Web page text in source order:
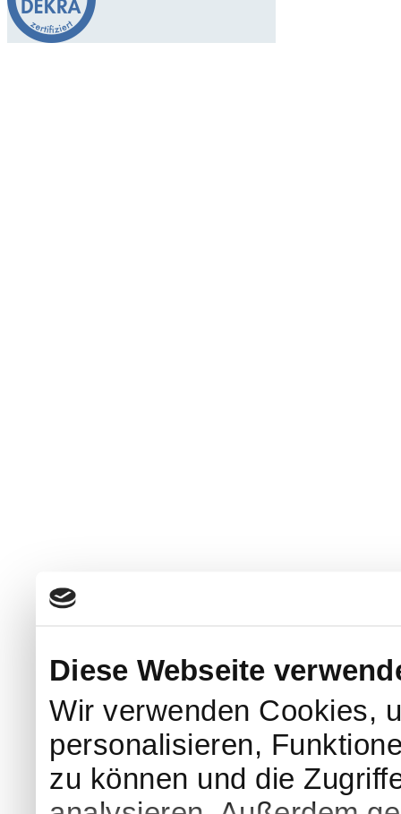
Diese Webseite
Wir verwenden Cookies,
personalisieren,
zu können und die